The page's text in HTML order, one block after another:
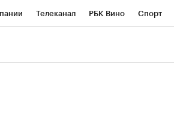
Телеканал РБК Вино Спорт